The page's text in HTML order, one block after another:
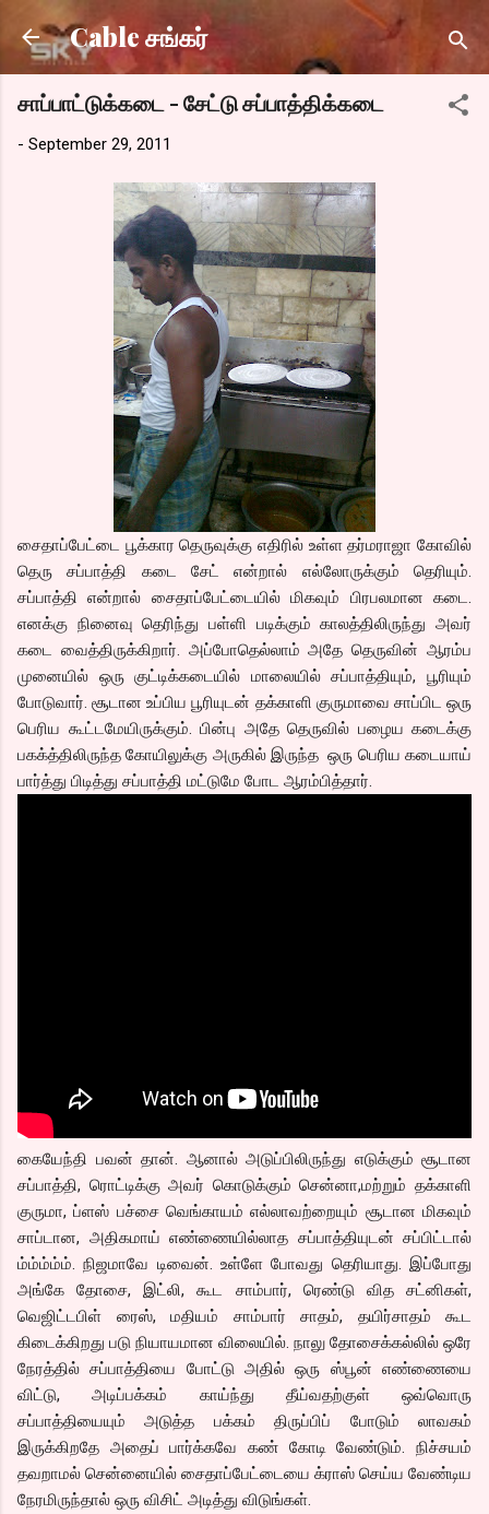
Skip to main content
Cable சங்கர்
சாப்பாட்டுக்கடை - சேட்டு சப்பாத்திக்கடை
- September 29, 2011
சைதாப்பேட்டை பூக்கார தெருவுக்கு எதிரில் உள்ள தர்மராஜா கோவில்
தெரு சப்பாத்தி கடை சேட் என்றால் எல்லோருக்கும் தெரியும்.
சப்பாத்தி என்றால் சைதாப்பேட்டையில் மிகவும் பிரபலமான கடை.
எனக்கு நினைவு தெரிந்து பள்ளி படிக்கும் காலத்திலிருந்து அவர்
கடை வைத்திருக்கிறார். அப்போதெல்லாம் அதே தெருவின் ஆரம்ப
முனையில் ஒரு குட்டிக்கடையில் மாலையில் சப்பாத்தியும், பூரியும்
போடுவார். சூடான உப்பிய பூரியுடன் தக்காளி குருமாவை சாப்பிட ஒரு
பெரிய கூட்டமேயிருக்கும். பின்பு அதே தெருவில் பழைய கடைக்கு
பகக்த்திலிருந்த கோயிலுக்கு அருகில் இருந்த ஒரு பெரிய கடையாய்
பார்த்து பிடித்து சப்பாத்தி மட்டுமே போட ஆரம்பித்தார்.
கையேந்தி பவன் தான். ஆனால் அடுப்பிலிருந்து எடுக்கும் சூடான
சப்பாத்தி, ரொட்டிக்கு அவர் கொடுக்கும் சென்னா,மற்றும் தக்காளி
குருமா, ப்ளஸ் பச்சை வெங்காயம் எல்லாவற்றையும் சூடான மிகவும்
சாப்டான, அதிகமாய் எண்ணையில்லாத சப்பாத்தியுடன் சப்பிட்டால்
ம்ம்ம்ம்ம். நிஜமாவே டிவைன். உள்ளே போவது தெரியாது. இப்போது
அங்கே தோசை, இட்லி, கூட சாம்பார், ரெண்டு வித சட்னிகள்,
வெஜிட்டபிள் ரைஸ், மதியம் சாம்பார் சாதம், தயிர்சாதம் கூட
கிடைக்கிறது படு நியாயமான விலையில். நாலு தோசைக்கல்லில் ஒரே
நேரத்தில் சப்பாத்தியை போட்டு அதில் ஒரு ஸ்பூன் எண்ணையை
விட்டு, அடிப்பக்கம் காய்ந்து தீய்வதற்குள் ஒவ்வொரு
சப்பாத்தியையும் அடுத்த பக்கம் திருப்பிப் போடும் லாவகம்
இருக்கிறதே அதைப் பார்க்கவே கண் கோடி வேண்டும். நிச்சயம்
தவறாமல் சென்னையில் சைதாப்பேட்டையை க்ராஸ் செய்ய வேண்டிய
நேரமிருந்தால் ஒரு விசிட் அடித்து விடுங்கள்.